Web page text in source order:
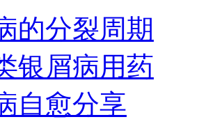
的分裂周期
银屑病用药
自愈分享